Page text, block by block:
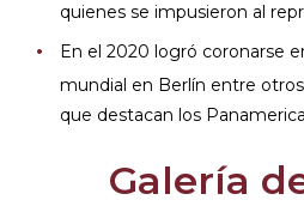
quienes se impusieron al
En el 2020 logró coronarse
mundial en Berlín entre
que destacan los
Galería